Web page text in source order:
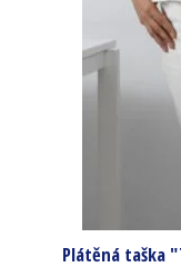
Plátěná taška